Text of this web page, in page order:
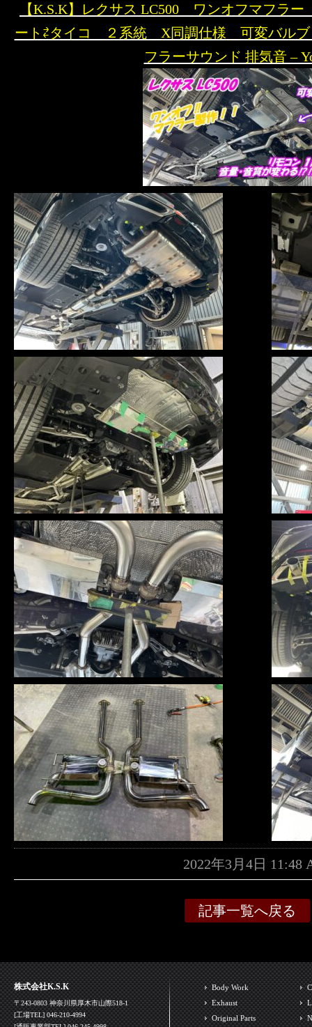
【K.S.K】レクサス LC500 ワンオフマフラ
ート⇄タイコ ２系統 X同調仕様 可変バル
フラーサウンド 排気音 –
2022年3月4日
記事一覧へ戻る
株式会社K.S.K
〒243-0803 神奈川県厚木市山際518-1
[工場TEL] 046-210-4994
Body Work
Exhaust
Original Parts